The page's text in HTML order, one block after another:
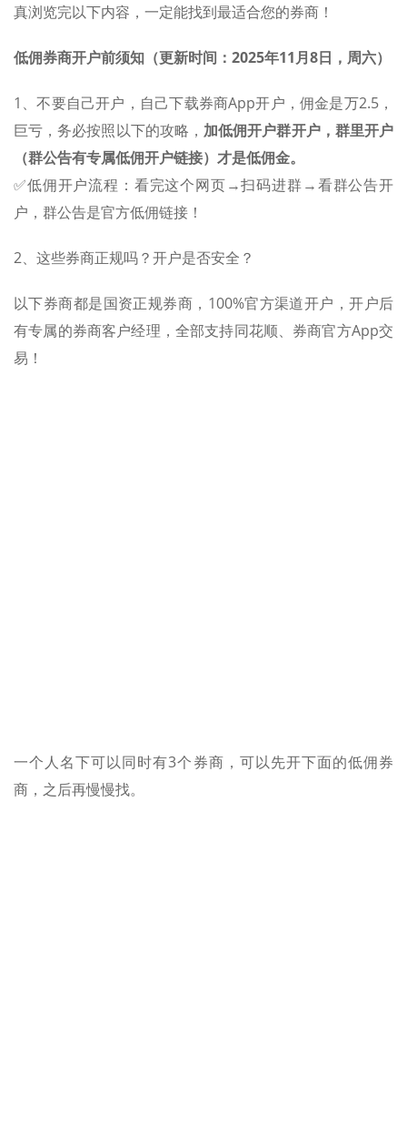
真浏览完以下内容，一定能找到最适合您的券商！
低佣券商开户前须知（更新时间：2025年11月8日，周六）
1、不要自己开户，自己下载券商App开户，佣金是万2.5，
巨亏，务必按照以下的攻略， 加低佣开户群开户，群里开户
（群公告有专属低佣开户链接）才是低佣金。
✅低佣开户流程：看完这个网页→扫码进群→看群公告开
户，群公告是官方低佣链接！
2、这些券商正规吗？开户是否安全？
以下券商都是国资正规券商，100%官方渠道开户，开户后
有专属的券商客户经理，全部支持同花顺、券商官方App交
易！
一个人名下可以同时有3个券商，可以先开下面的低佣券
商，之后再慢慢找。